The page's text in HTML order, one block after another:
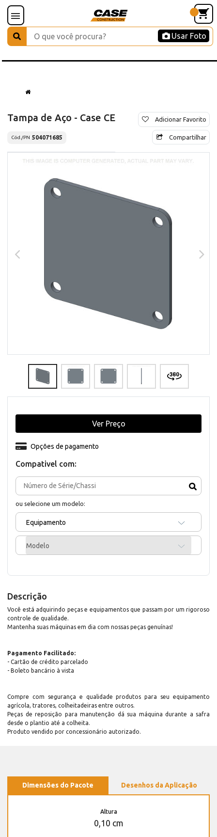
Usar Foto
Tampa de Aço - Case CE
Cód./PN 504071685
Adicionar Favorito
Compartilhar
Compativel com:
ou selecione um modelo:
Equipamento
Modelo
Opções de pagamento
Ver Preço
Descrição
Você está adquirindo peças e equipamentos que passam por um rigoroso
controle de qualidade.
Mantenha suas máquinas em dia com nossas peças genuínas!
Pagamento Facilitado:
- Cartão de crédito parcelado
- Boleto bancário à vista
Compre com segurança e qualidade produtos para seu equipamento
agrícola, tratores, colheitadeiras entre outros.
Peças de reposição para manutenção dá sua máquina durante a safra
desde o plantio até a colheita.
Produto vendido por concessionário autorizado.
Dimensões do Pacote Desenhos da Aplicação
Altura
0,10 cm